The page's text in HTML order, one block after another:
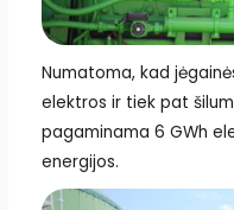
Numatoma, kad
elektros ir tiek pat
pagaminama 6 GWh
energijos.